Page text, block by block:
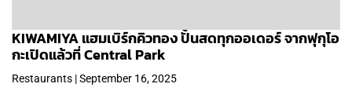
KIWAMIYA แฮมเบิร์กคิวทอง ปั้นสดทุกออเดอร์ จากฟุกุโอ
กะเปิดแล้วที่ Central Park
Restaurants | September 16, 2025